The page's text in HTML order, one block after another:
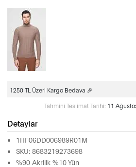
1250 TL Üzeri Kargo Bedava 🎉
Tahmini Teslimat Tarihi: 11
Detaylar
1HF06DD006989R01M
SKU: 8683219273698
%90 Akrilik %10 Yün